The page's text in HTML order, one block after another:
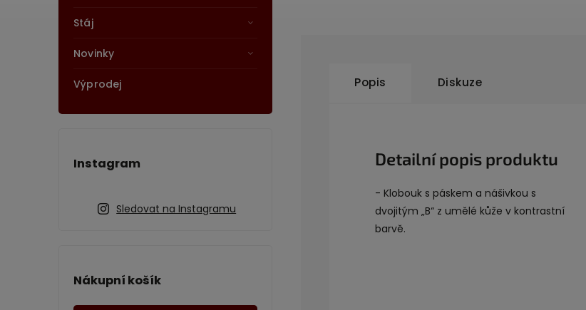
Stáj
Novinky
Výprodej
Instagram
Sledovat na Instagramu
Nákupní košík
Popis Diskuze
Detailní popis produktu
- Klobouk s páskem a nášivkou s
dvojitým „B“ z umělé kůže v kontrastní
barvě.